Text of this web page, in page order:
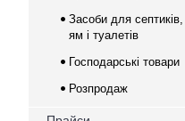
Засоби для септиків,
ям і туалетів
Господарські товари
Розпродаж